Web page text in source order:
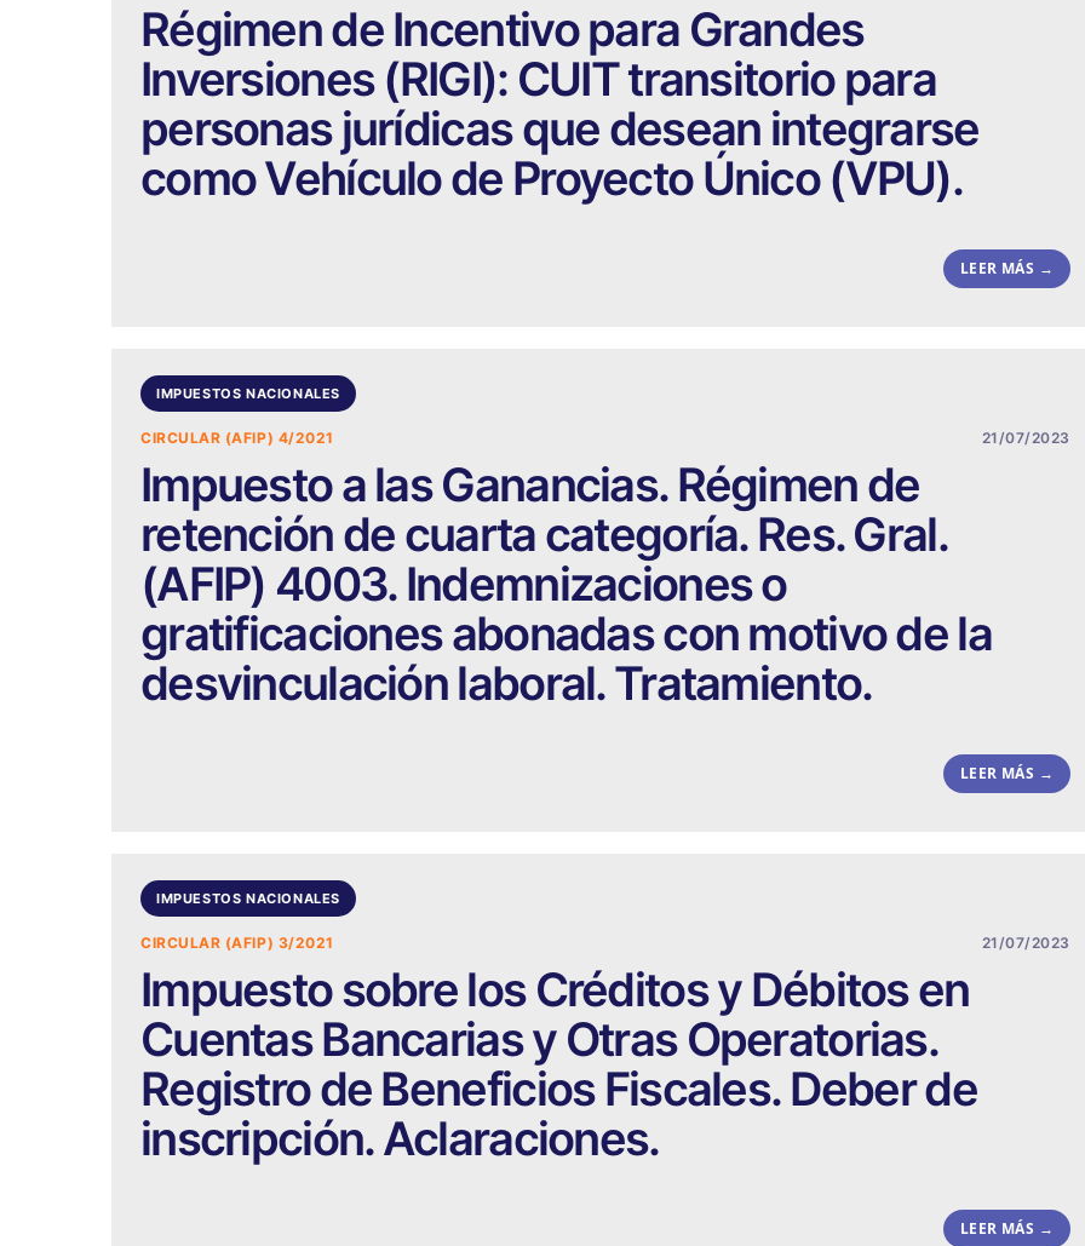
Régimen de Incentivo para Grandes
Inversiones (RIGI): CUIT transitorio para
personas jurídicas que desean integrarse
como Vehículo de Proyecto Único (VPU).
LEER MÁS →
IMPUESTOS NACIONALES
CIRCULAR (AFIP) 4/2021 21/07/2023
Impuesto a las Ganancias. Régimen de
retención de cuarta categoría. Res. Gral.
(AFIP) 4003. Indemnizaciones o
gratificaciones abonadas con motivo de la
desvinculación laboral. Tratamiento.
LEER MÁS →
IMPUESTOS NACIONALES
CIRCULAR (AFIP) 3/2021 21/07/2023
Impuesto sobre los Créditos y Débitos en
Cuentas Bancarias y Otras Operatorias.
Registro de Beneficios Fiscales. Deber de
inscripción. Aclaraciones.
LEER MÁS →